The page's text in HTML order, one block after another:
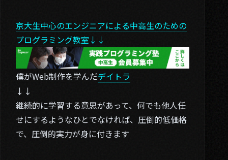
京大生中心のエンジニアによる中高生のための
プログラミング教室↓↓
僕がWeb制作を学んだデイトラ
↓↓
継続的に学習する意思があって、何でも他人任